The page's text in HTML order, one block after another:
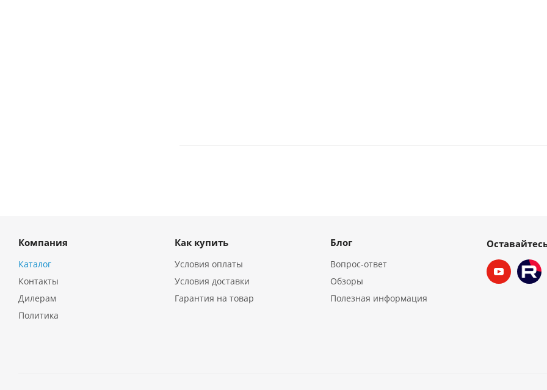
Компания
Каталог
Контакты
Дилерам
Политика
Как купить
Условия оплаты
Условия доставки
Гарантия на товар
Блог
Вопрос-ответ
Обзоры
Полезная информация